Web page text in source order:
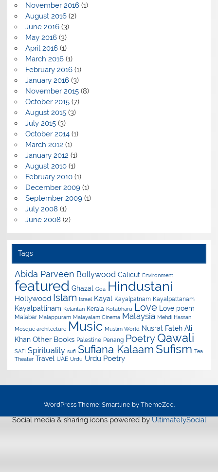
November 2016(1)
August 2016(2)
June 2016(3)
May 2016(3)
April 2016(1)
March 2016(1)
February 2016(1)
January 2016(3)
November 2015(8)
October 2015(7)
August 2015(3)
July 2015(3)
October 2014(1)
March 2012 (1)
January 2012 (1)
August 2010(1)
February 2010(1)
December 2009(1)
September 2009(1)
July 2008 (1)
June 2008 (2)
Tags
Abida Parveen Bollywood Calicut Environment
featured Ghazal Goa Hindustani
Hollywood Islam Israel Kayal Kayalpatnam Kayalpattanam
Kayalpattinam Kelantan Kerala Kotabharu Love Love poem
Malabar Malappuram Malayalam Cinema Malaysia Mehdi Hassan
Mosque architecture Music Muslim World Nusrat Fateh Ali
Khan Other Books Palestine Penang Poetry Qawali
SAFI Spirituality sufi Sufiana Kalaam Sufism Tea
Theater Travel UAE Urdu Urdu Poetry
WordPress Theme: Smartline by ThemeZee.
Social media & sharing icons powered by UltimatelySocial